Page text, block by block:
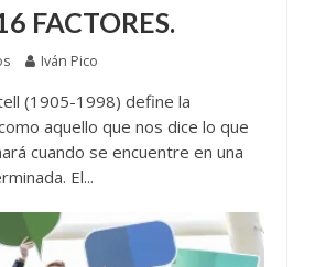
FACTORES.
Iván Pico
(1905-1998) define la
aquello que nos dice lo que
cuando se encuentre en una
El...